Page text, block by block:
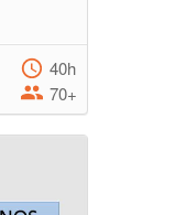
40h
70+